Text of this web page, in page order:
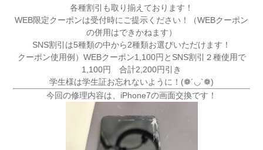
各種割引も取り揃えております！
WEB限定クーポンは受付時にご提示ください！（WEBクーポン
の併用はできかねます）
SNS割引は5種類の中から2種類お選びいただけます！
クーポン使用例）WEBクーポン1,100円とSNS割引２種使用で
1,100円 合計2,200円引き
学生様は学生証お忘れないように！(❁´◡`❁)
今回の修理内容は、iPhone7の画面交換です！